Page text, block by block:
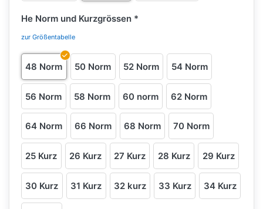
He Norm und Kurzgrössen
zur Größentabelle
48 Norm 50 Norm 52 Norm 54 Norm
56 Norm 58 Norm 60 norm 62 Norm
64 Norm 66 Norm 68 Norm 70 Norm
25 Kurz 26 Kurz 27 Kurz 28 Kurz 29 Kurz
30 Kurz 31 Kurz 32 kurz 33 Kurz 34 Kurz